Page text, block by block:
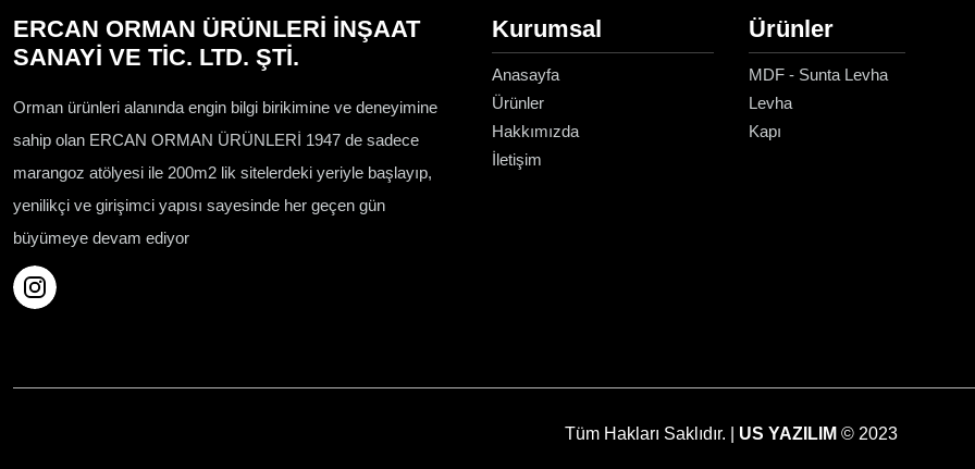
ERCAN ORMAN ÜRÜNLERİ İNŞAAT
SANAYİ VE TİC. LTD. ŞTİ.
Orman ürünleri alanında engin bilgi birikimine ve deneyimine
sahip olan ERCAN ORMAN ÜRÜNLERİ 1947 de sadece
marangoz atölyesi ile 200m2 lik sitelerdeki yeriyle başlayıp,
yenilikçi ve girişimci yapısı sayesinde her geçen gün
büyümeye devam ediyor
Kurumsal
Anasayfa
Ürünler
Hakkımızda
İletişim
Ürünler
MDF - Sunta Levha
Levha
Kapı
Tüm Hakları Saklıdır. | US YAZILIM © 2023